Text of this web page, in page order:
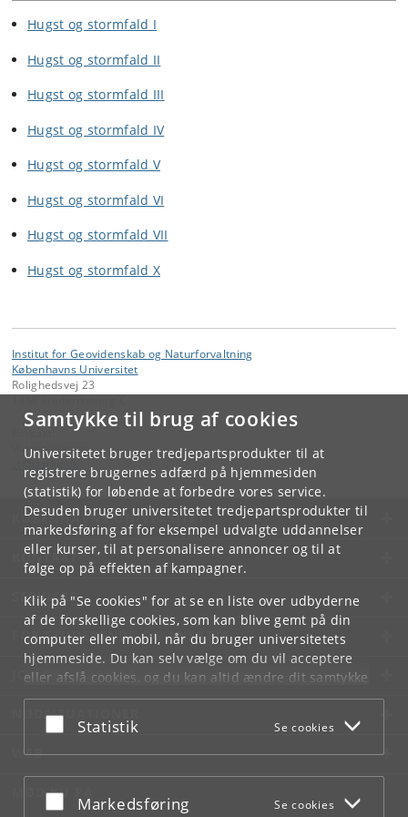
Samtykke til brug af cookies
Universitetet bruger tredjepartsprodukter til at
registrere brugernes adfærd på hjemmesiden
(statistik) for løbende at forbedre vores service.
Desuden bruger universitetet tredjepartsprodukter til
markedsføring af for eksempel udvalgte uddannelser
eller kurser, til at personalisere annoncer og til at
følge op på effekten af kampagner.
Klik på "Se cookies" for at se en liste over udbyderne
af de forskellige cookies, som kan blive gemt på din
computer eller mobil, når du bruger universitetets
hjemmeside. Du kan selv vælge om du vil acceptere
eller afslå cookies, og du kan altid ændre dit samtykke
underCookie- og privatlivspolitiksom du finder i
bunden af hver side.
Acceptér eller afslå
Statistik Se cookies
Acceptér eller afslå
Markedsføring Se cookies
Hugst og stormfald I
Hugst og stormfald II
Hugst og stormfald III
Hugst og stormfald IV
Hugst og stormfald V
Hugst og stormfald VI
Hugst og stormfald VII
Hugst og stormfald X
Institut for Geovidenskab og Naturforvaltning
Københavns Universitet
Rolighedsvej 23
Videntjenesten
KØBENHAVNS UNIVERSITET
KONTAKT
SERVICES
FOR STUDERENDE OG ANSATTE
JOB OG KARRIERE
NØDSITUATIONER
WEB
MØD KU PÅ